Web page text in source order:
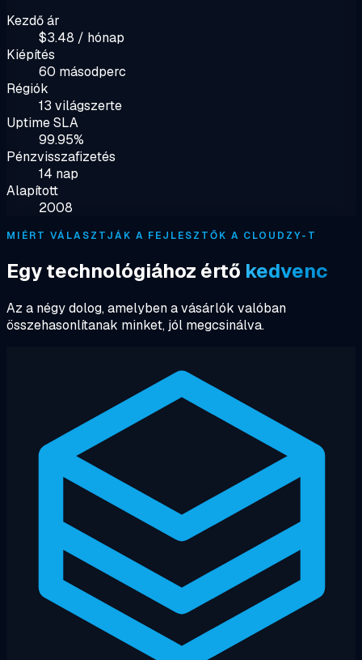
Kezdő ár
$3.48 / hónap
Kiépítés
60 másodperc
Régiók
13 világszerte
Uptime SLA
99.95%
Pénzvisszafizetés
14 nap
Alapított
2008
MIÉRT VÁLASZTJÁK A FEJLESZTŐK A CLOUDZY-T
Egy technológiához értő kedvenc
Az a négy dolog, amelyben a vásárlók valóban
összehasonlítanak minket, jól megcsinálva.